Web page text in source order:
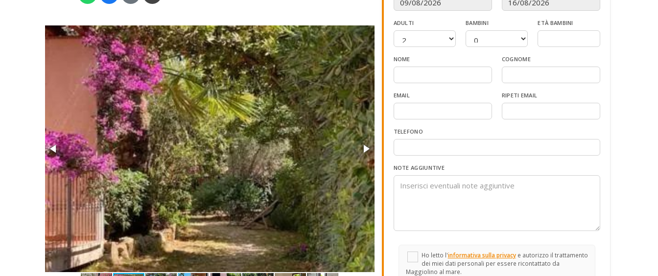
ADULTI BAMBINI ETÀ BAMBINI
NOME COGNOME
EMAIL RIPETI EMAIL
TELEFONO
NOTE AGGIUNTIVE
Ho letto l'informativa sulla privacye autorizzo il trattamento
dei miei dati personali per essere ricontattato da
Maggiolino al mare.